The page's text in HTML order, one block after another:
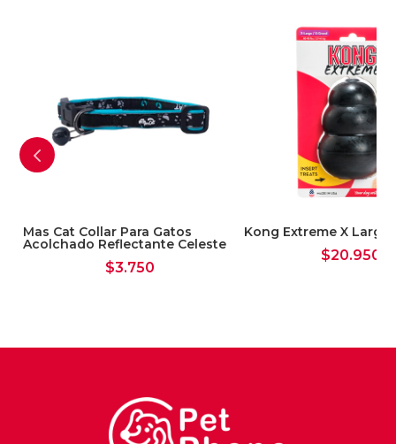
Mas Cat Collar Para Gatos
Acolchado Reflectante Celeste
$3.750
Kong Extreme X Large
$20.950